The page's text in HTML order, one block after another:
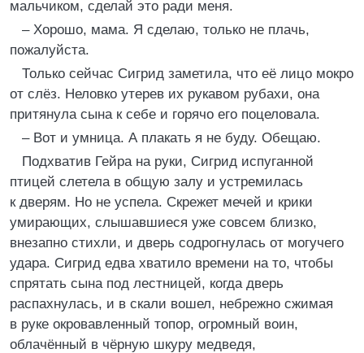
мальчиком, сделай это ради меня.
– Хорошо, мама. Я сделаю, только не плачь,
пожалуйста.
Только сейчас Сигрид заметила, что её лицо мокро
от слёз. Неловко утерев их рукавом рубахи, она
притянула сына к себе и горячо его поцеловала.
– Вот и умница. А плакать я не буду. Обещаю.
Подхватив Гейра на руки, Сигрид испуганной
птицей слетела в общую залу и устремилась
к дверям. Но не успела. Скрежет мечей и крики
умирающих, слышавшиеся уже совсем близко,
внезапно стихли, и дверь содрогнулась от могучего
удара. Сигрид едва хватило времени на то, чтобы
спрятать сына под лестницей, когда дверь
распахнулась, и в скали вошел, небрежно сжимая
в руке окровавленный топор, огромный воин,
облачённый в чёрную шкуру медведя,